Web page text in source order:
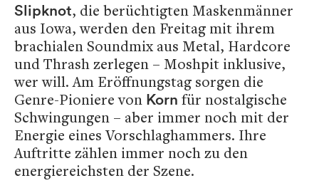
Slipknot, die berüchtigten Maskenmänner
aus Iowa, werden den Freitag mit ihrem
brachialen Soundmix aus Metal, Hardcore
und Thrash zerlegen – Moshpit inklusive,
wer will. Am Eröffnungstag sorgen die
Genre-Pioniere von Korn für nostalgische
Schwingungen – aber immer noch mit der
Energie eines Vorschlaghammers. Ihre
Auftritte zählen immer noch zu den
energiereichsten der Szene.